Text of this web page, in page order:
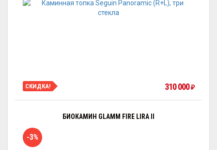
СКИДКА! 310 000 ₽
БИОКАМИН GLAMM FIRE LIRA II
-3%